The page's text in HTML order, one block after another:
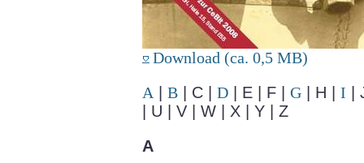
Download (ca. 0,5 MB)
A
B | C | D | E | F | G | H | I |
| U | V | W | X | Y | Z
A